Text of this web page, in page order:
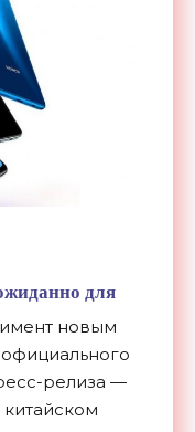
для
новым
релиза —
китайском